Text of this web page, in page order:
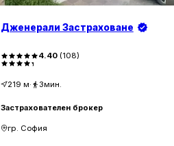
Дженерали Застраховане
4.40(108)
219 м· 3мин.
Застрахователен брокер
гр. София